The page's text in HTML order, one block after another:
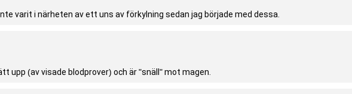
varit i närheten av ett uns av förkylning sedan jag började med dessa.
upp (av visade blodprover) och är "snäll" mot magen.